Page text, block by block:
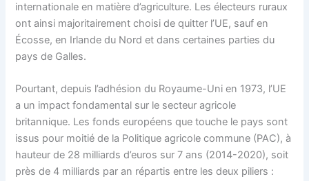
internationale en matière d’agriculture. Les électeurs ruraux
ont ainsi majoritairement choisi de quitter l’UE, sauf en
Écosse, en Irlande du Nord et dans certaines parties du
pays de Galles.
Pourtant, depuis l’adhésion du Royaume-Uni en 1973, l’UE
a un impact fondamental sur le secteur agricole
britannique. Les fonds européens que touche le pays sont
issus pour moitié de la Politique agricole commune (PAC), à
hauteur de 28 milliards d’euros sur 7 ans (2014-2020), soit
près de 4 milliards par an répartis entre les deux piliers :